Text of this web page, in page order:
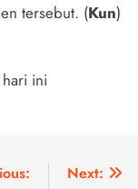
tersebut. (Kun)
ini
Next: